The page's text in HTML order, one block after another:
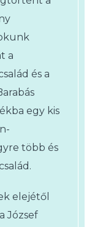
a
és a
egy kis
több és
elejétől
József